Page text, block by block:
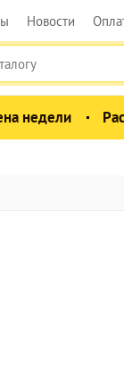
Новости
недели